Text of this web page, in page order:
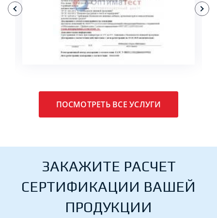
ПОДРОБНЕЕ
ПОСМОТРЕТЬ ВСЕ УСЛУГИ
ЗАКАЖИТЕ РАСЧЕТ
СЕРТИФИКАЦИИ ВАШЕЙ
ПРОДУКЦИИ